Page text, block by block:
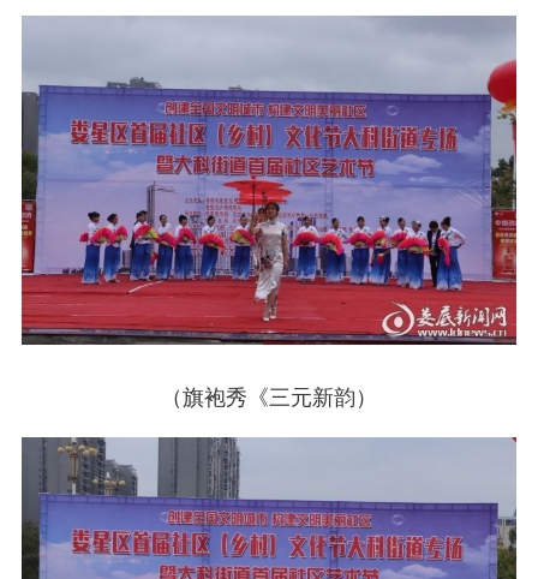
（旗袍秀《三元新韵）